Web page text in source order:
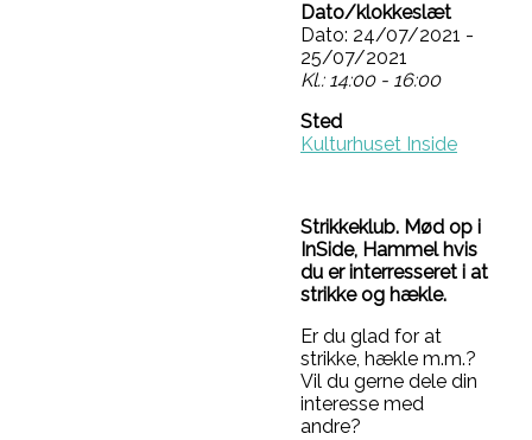
Dato/klokkeslæt
Dato: 24/07/2021 -
25/07/2021
Kl.: 14:00 - 16:00
Sted
Kulturhuset Inside
Strikkeklub. Mød op i
InSide, Hammel hvis
du er interresseret i at
strikke og hækle.
Er du glad for at
strikke, hækle m.m.?
Vil du gerne dele din
interesse med
andre?